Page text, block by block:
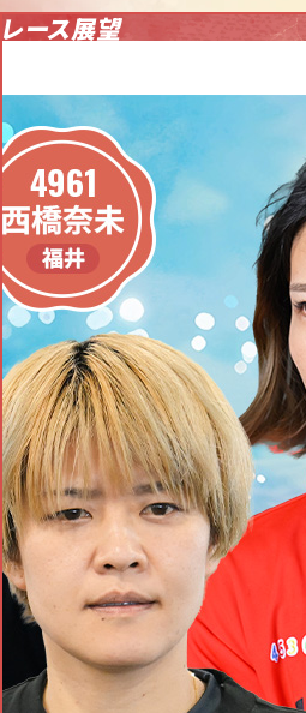
ウィナーインタビューに2日目 6Rを追加しました。
2026.08.07
2026.08.07
ウィナーインタビューに
2日目 3R
2026.08.07
ウィナーインタビューに
2日目 2R
を追加しました。
2026.08.07
ウィナーインタビューに 2日目 1R
を追加しました。
2026.08.06
ムービー特集に
ドリーム戦VTR
を追加しました。
2026.08.06
ウィナーインタビューに
初日 12R
を追加しました。
2026.08.06
ウィナーインタビューに
初日 11Rを追加しました。
2026.08.06
ウィナーインタビューに初日 10R を追加しました。
2026.08.06
ウィナーインタビューに初日 9Rを追加しました。
2026.08.06
ウィナーインタビューに初日 8Rを追加しました。
2026.08.06
ウィナーインタビューに初日 7Rを追加しました。
2026.08.06
ウィナーインタビューに初日 6Rを追加しました。
2026.08.06
ウィナーインタビューに
を追加しました。
2026.08.06
ウィナーインタビューに
初日 4Rを追加しました。
2026.08.06
ウィナーインタビューに
初日 3Rを追加しました。
2026.08.06
ウィナーインタビューに初日 2Rを追加しました。
2026.08.06
ウィナーインタビューに
初日 1R を追加しました。
レース展望